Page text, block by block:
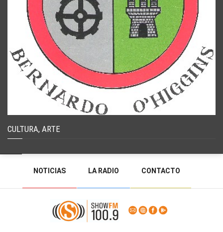
CULTURA, ARTE
NOTICIAS LA RADIO CONTACTO
PROGRAMACIÓN RADIO EN VIVO